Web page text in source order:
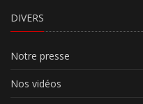
DIVERS
Notre presse
Nos vidéos